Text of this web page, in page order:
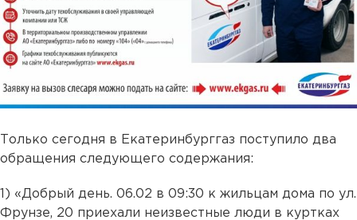
Только сегодня в Екатеринбурггаз поступило два
обращения следующего содержания:
1) «Добрый день. 06.02 в 09:30 к жильцам дома по ул.
Фрунзе, 20 приехали неизвестные люди в куртках